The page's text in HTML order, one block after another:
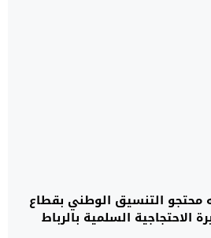
التنسيق الوطني بقطاع
الاحتجاجية السلمية بالرباط